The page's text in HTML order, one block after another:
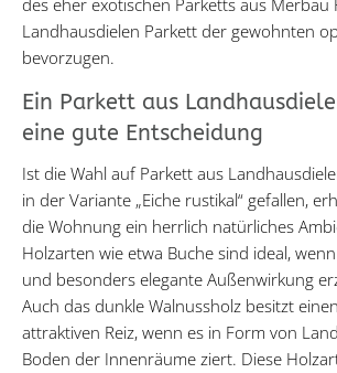
des eher exotischen Parketts aus Merbau
Landhausdielen Parkett der gewohnten
bevorzugen.
Ein Parkett aus
eine gute Entscheidung
Ist die Wahl auf Parkett aus
in der Variante „Eiche rustikal“ gefallen,
die Wohnung ein herrlich natürliches
Holzarten wie etwa Buche sind ideal,
und besonders elegante Außenwirkung
Auch das dunkle Walnussholz besitzt
attraktiven Reiz, wenn es in Form von
Boden der Innenräume ziert. Diese